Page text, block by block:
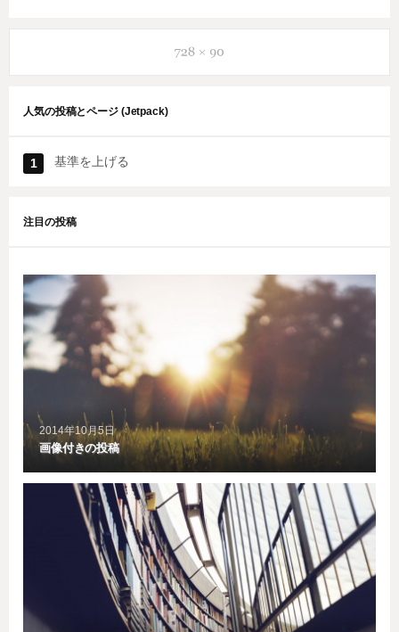
ゲ
シ
ン
人気の投稿とページ (Jetpack)
基準を上げる
注目の投稿
2014年10月5日
画像付きの投稿